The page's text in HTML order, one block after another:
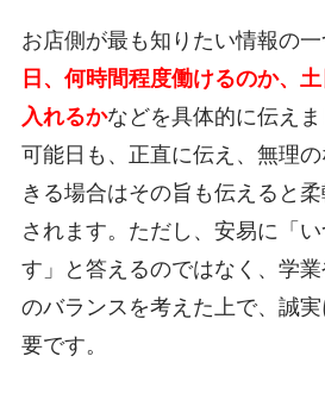
お店側が最も知りたい情報の一
日、何時間程度働けるのか、
入れるかなどを具体的に伝え
可能日も、正直に伝え、無理
きる場合はその旨も伝えると
されます。ただし、安易に「
す」と答えるのではなく、学
のバランスを考えた上で、誠
要です。